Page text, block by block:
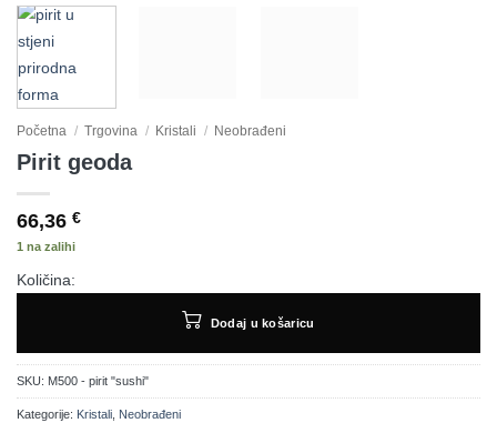
Početna / Trgovina / Kristali / Neobrađeni
Pirit geoda
66,36 €
1 na zalihi
Količina:
Dodaj u košaricu
SKU: M500 - pirit "sushi"
Kategorije: Kristali Neobrađeni